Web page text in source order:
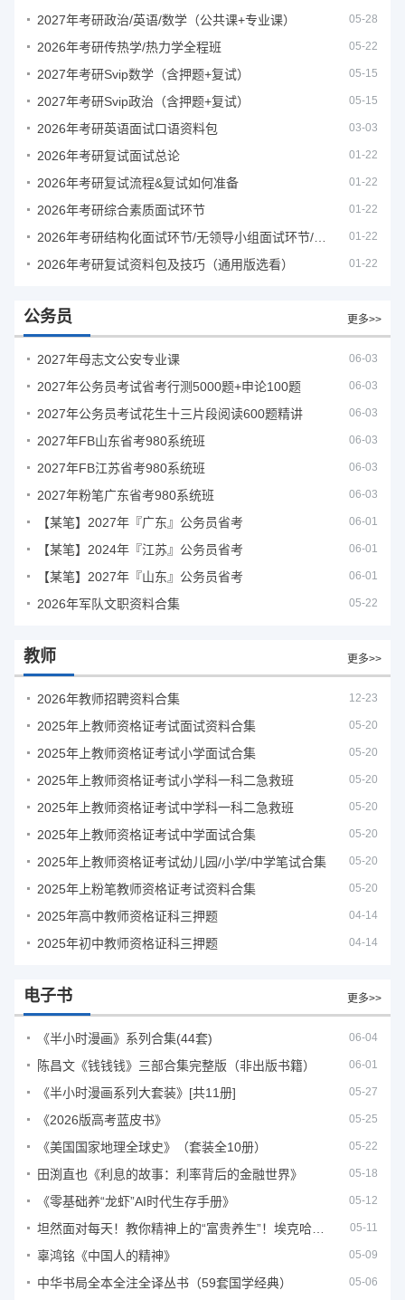
2027年考研政治/英语/数学（公共课+专业课） 05-28
2026年考研传热学/热力学全程班 05-22
2027年考研Svip数学（含押题+复试） 05-15
2027年考研Svip政治（含押题+复试） 05-15
2026年考研英语面试口语资料包 03-03
2026年考研复试面试总论 01-22
2026年考研复试流程&复试如何准备 01-22
2026年考研综合素质面试环节 01-22
01-22
2026年考研复试资料包及技巧（通用版选看） 01-22
公务员 更多>>
2027年母志文公安专业课 06-03
2027年公务员考试省考行测5000题+申论100题 06-03
2027年公务员考试花生十三片段阅读600题精讲 06-03
2027年FB山东省考980系统班 06-03
2027年FB江苏省考980系统班 06-03
2027年粉笔广东省考980系统班 06-03
【某笔】2027年『广东』公务员省考 06-01
【某笔】2024年『江苏』公务员省考 06-01
【某笔】2027年『山东』公务员省考 06-01
2026年军队文职资料合集 05-22
教师 更多>>
2026年教师招聘资料合集 12-23
2025年上教师资格证考试面试资料合集 05-20
2025年上教师资格证考试小学面试合集 05-20
2025年上教师资格证考试小学科一科二急救班 05-20
2025年上教师资格证考试中学科一科二急救班 05-20
2025年上教师资格证考试中学面试合集 05-20
2025年上教师资格证考试幼儿园/小学/中学笔试合集 05-20
2025年上粉笔教师资格证考试资料合集 05-20
2025年高中教师资格证科三押题 04-14
2025年初中教师资格证科三押题 04-14
电子书 更多>>
《半小时漫画》系列合集(44套) 06-04
陈昌文《钱钱钱》三部合集完整版（非出版书籍） 06-01
《半小时漫画系列大套装》[共11册] 05-27
《2026版高考蓝皮书》 05-25
《美国国家地理全球史》（套装全10册） 05-22
田渕直也《利息的故事：利率背后的金融世界》 05-18
《零基础养“龙虾”AI时代生存手册》 05-12
05-11
辜鸿铭《中国人的精神》 05-09
中华书局全本全注全译丛书（59套国学经典） 05-06